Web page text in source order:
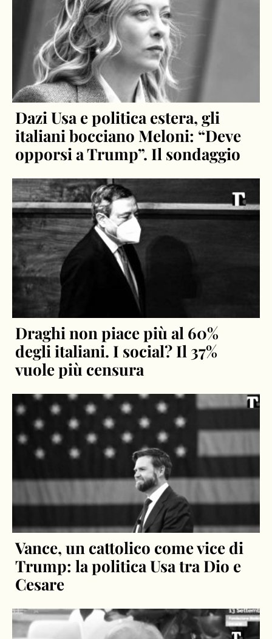
Dazi Usa e politica estera, gli
italiani bocciano Meloni: “Deve
opporsi a Trump”. Il sondaggio
Draghi non piace più al 60%
degli italiani. I social? Il 37%
vuole più censura
Vance, un cattolico come vice di
Trump: la politica Usa tra Dio e
Cesare